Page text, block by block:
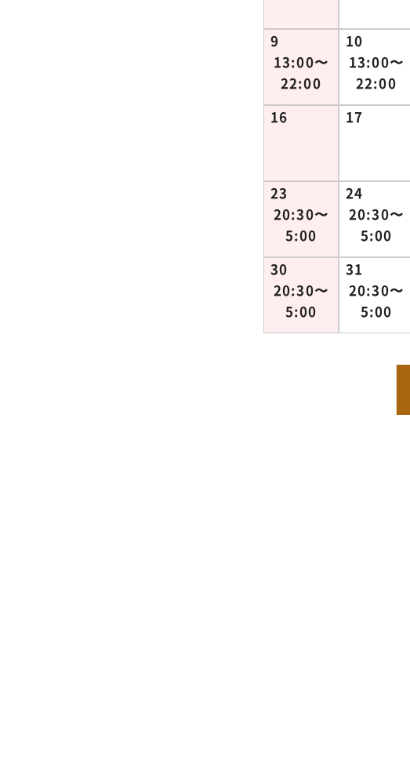
9
13:00〜
22:00
10
13:00〜
22:00
16
17
23
20:30〜
5:00
24
20:30〜
5:00
30
20:30〜
5:00
31
20:30〜
5:00